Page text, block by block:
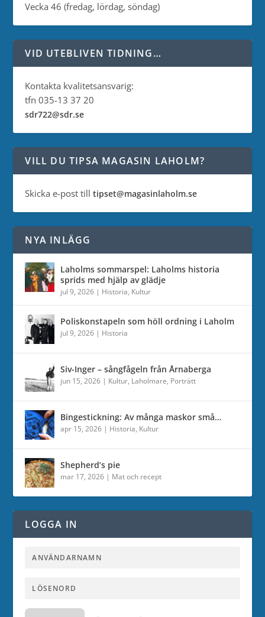
Vecka 46 (fredag, lördag, söndag)
VID UTEBLIVEN TIDNING…
Kontakta kvalitetsansvarig:
tfn 035-13 37 20
sdr722@sdr.se
VILL DU TIPSA MAGASIN LAHOLM?
Skicka e-post tilltipset@magasinlaholm.se
NYA INLÄGG
Laholms sommarspel: Laholms historia
sprids med hjälp av glädje
jul 9, 2026 | Historia, Kultur
Poliskonstapeln som höll ordning i Laholm
jul 9, 2026 | Historia
Siv-Inger – sångfågeln från Årnaberga
jun 15, 2026 | Kultur, Laholmare, Porträtt
Bingestickning: Av många maskor små…
apr 15, 2026 | Historia, Kultur
Shepherd’s pie
mar 17, 2026 | Mat och recept
LOGGA IN